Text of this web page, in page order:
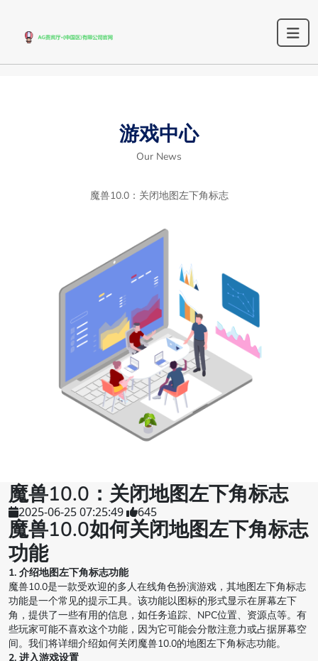
游戏中心
Our News
魔兽10.0：关闭地图左下角标志
魔兽10.0：关闭地图左下角标志
2025-06-25 07:25:49 645
魔兽10.0如何关闭地图左下角标志
功能
1. 介绍地图左下角标志功能
魔兽10.0是一款受欢迎的多人在线角色扮演游戏，其地图左下角标志
功能是一个常见的提示工具。该功能以图标的形式显示在屏幕左下
角，提供了一些有用的信息，如任务追踪、NPC位置、资源点等。有
些玩家可能不喜欢这个功能，因为它可能会分散注意力或占据屏幕空
间。我们将详细介绍如何关闭魔兽10.0的地图左下角标志功能。
2. 进入游戏设置